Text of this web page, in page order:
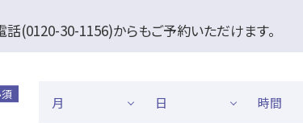
話(0120-30-1156)からもご予約いただけます。